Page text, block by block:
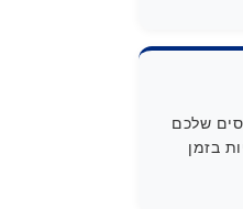
שלכם
בזמן